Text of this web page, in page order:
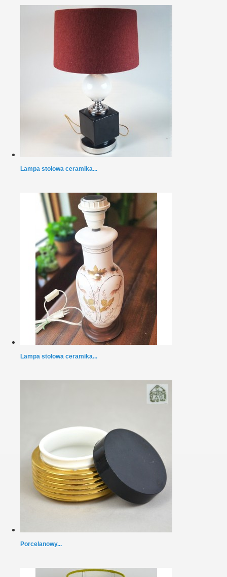
Lampa stołowa ceramika...
Lampa stołowa ceramika...
Porcelanowy...